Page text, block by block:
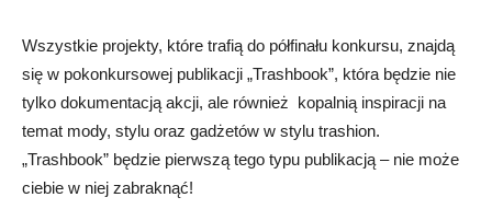
Wszystkie projekty, które trafią do półfinału konkursu, znajdą
się w pokonkursowej publikacji „Trashbook”, która będzie nie
tylko dokumentacją akcji, ale również kopalnią inspiracji na
temat mody, stylu oraz gadżetów w stylu trashion.
„Trashbook” będzie pierwszą tego typu publikacją – nie może
ciebie w niej zabraknąć!